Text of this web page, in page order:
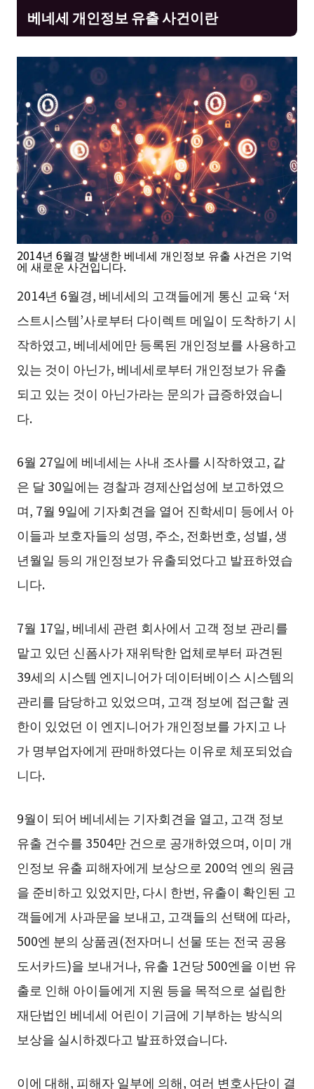
베네세 개인정보 유출 사건이란
2014년 6월경 발생한 베네세 개인정보 유출 사건은 기억
에 새로운 사건입니다.
2014년 6월경, 베네세의 고객들에게 통신 교육 ‘저
스트시스템’사로부터 다이렉트 메일이 도착하기 시
작하였고, 베네세에만 등록된 개인정보를 사용하고
있는 것이 아닌가, 베네세로부터 개인정보가 유출
되고 있는 것이 아닌가라는 문의가 급증하였습니
다.
6월 27일에 베네세는 사내 조사를 시작하였고, 같
은 달 30일에는 경찰과 경제산업성에 보고하였으
며, 7월 9일에 기자회견을 열어 진학세미 등에서 아
이들과 보호자들의 성명, 주소, 전화번호, 성별, 생
년월일 등의 개인정보가 유출되었다고 발표하였습
니다.
7월 17일, 베네세 관련 회사에서 고객 정보 관리를
맡고 있던 신폼사가 재위탁한 업체로부터 파견된
39세의 시스템 엔지니어가 데이터베이스 시스템의
관리를 담당하고 있었으며, 고객 정보에 접근할 권
한이 있었던 이 엔지니어가 개인정보를 가지고 나
가 명부업자에게 판매하였다는 이유로 체포되었습
니다.
9월이 되어 베네세는 기자회견을 열고, 고객 정보
유출 건수를 3504만 건으로 공개하였으며, 이미 개
인정보 유출 피해자에게 보상으로 200억 엔의 원금
을 준비하고 있었지만, 다시 한번, 유출이 확인된 고
객들에게 사과문을 보내고, 고객들의 선택에 따라,
500엔 분의 상품권(전자머니 선물 또는 전국 공용
도서카드)을 보내거나, 유출 1건당 500엔을 이번 유
출로 인해 아이들에게 지원 등을 목적으로 설립한
재단법인 베네세 어린이 기금에 기부하는 방식의
보상을 실시하겠다고 발표하였습니다.
이에 대해, 피해자 일부에 의해, 여러 변호사단이 결